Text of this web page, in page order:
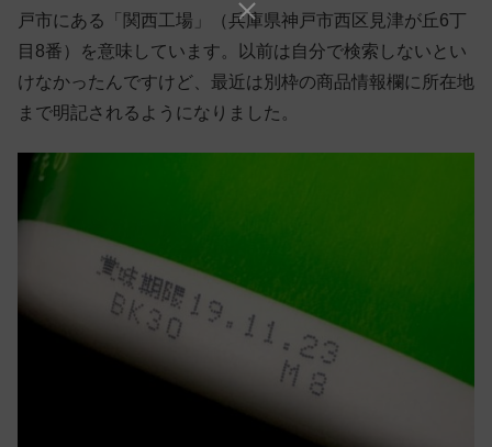
戸市にある「関西工場」（兵庫県神戸市西区見津が丘6丁
目8番）を意味しています。以前は自分で検索しないとい
けなかったんですけど、最近は別枠の商品情報欄に所在地
まで明記されるようになりました。